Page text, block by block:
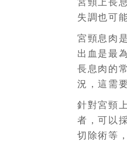
宮頸上長
失調也可
宮頸息肉
出血是最
長息肉的
況，這需
針對宮頸
者，可以
切除術等